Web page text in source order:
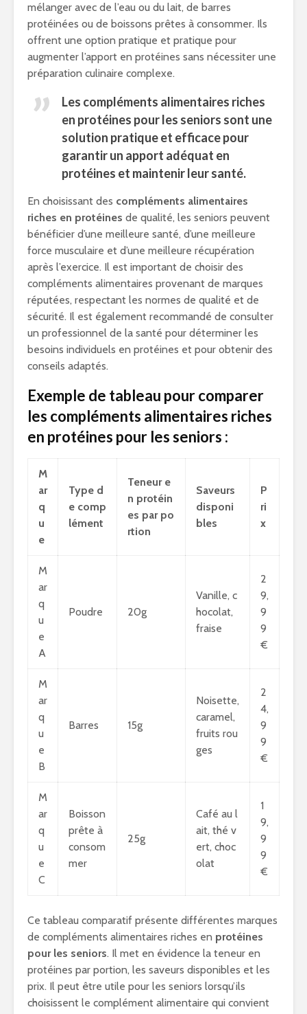
mélanger avec de l’eau ou du lait, de barres
protéinées ou de boissons prêtes à consommer. Ils
offrent une option pratique et pratique pour
augmenter l’apport en protéines sans nécessiter une
préparation culinaire complexe.
Les compléments alimentaires riches
en protéines pour les seniors sont une
solution pratique et efficace pour
garantir un apport adéquat en
protéines et maintenir leur santé.
En choisissant des compléments alimentaires
riches en protéines de qualité, les seniors peuvent
bénéficier d’une meilleure santé, d’une meilleure
force musculaire et d’une meilleure récupération
après l’exercice. Il est important de choisir des
compléments alimentaires provenant de marques
réputées, respectant les normes de qualité et de
sécurité. Il est également recommandé de consulter
un professionnel de la santé pour déterminer les
besoins individuels en protéines et pour obtenir des
conseils adaptés.
Exemple de tableau pour comparer
les compléments alimentaires riches
en protéines pour les seniors :
M
ar
q
u
e
Type d
e comp
lément
Teneur e
n protéin
es par po
rtion
Saveurs
disponi
bles
P
ri
x
M
ar
q
u
e
A
Poudre 20g
Vanille, c
hocolat,
fraise
2
9,
9
9
€
M
ar
q
u
e
B
Barres 15g
Noisette,
caramel,
fruits rou
ges
2
4,
9
9
€
M
ar
q
u
e
C
Boisson
prête à
consom
mer
25g
Café au l
ait, thé v
ert, choc
olat
1
9,
9
9
€
Ce tableau comparatif présente différentes marques
de compléments alimentaires riches en protéines
pour les seniors. Il met en évidence la teneur en
protéines par portion, les saveurs disponibles et les
prix. Il peut être utile pour les seniors lorsqu’ils
choisissent le complément alimentaire qui convient